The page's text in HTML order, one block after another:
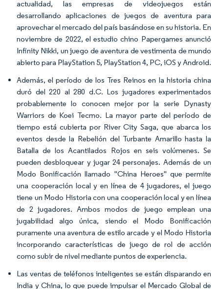
actualidad, las empresas de videojuegos están
desarrollando aplicaciones de juegos de aventura para
aprovechar el mercado del país basándose en su historia. En
noviembre de 2022, el estudio chino Papergames anunció
Infinity Nikki, un juego de aventura de vestimenta de mundo
abierto para PlayStation 5, PlayStation 4, PC, iOS y Android.
Además, el período de los Tres Reinos en la historia china
duró del 220 al 280 d.C. Los jugadores experimentados
probablemente lo conocen mejor por la serie Dynasty
Warriors de Koei Tecmo. La mayor parte del período de
tiempo está cubierta por River City Saga, que abarca los
eventos desde la Rebelión del Turbante Amarillo hasta la
Batalla de los Acantilados Rojos en seis volúmenes. Se
pueden desbloquear y jugar 24 personajes. Además de un
Modo Bonificación llamado "China Heroes" que permite
una cooperación local y en línea de 4 jugadores, el juego
tiene un Modo Historia con una cooperación local y en línea
de 2 jugadores. Ambos modos de juego emplean una
jugabilidad algo única, siendo el Modo Bonificación
puramente una aventura de estilo arcade y el Modo Historia
incorporando características de juego de rol de acción
como subir de nivel mediante puntos de experiencia.
Las ventas de teléfonos inteligentes se están disparando en
India y China, lo que puede impulsar el Mercado Global de